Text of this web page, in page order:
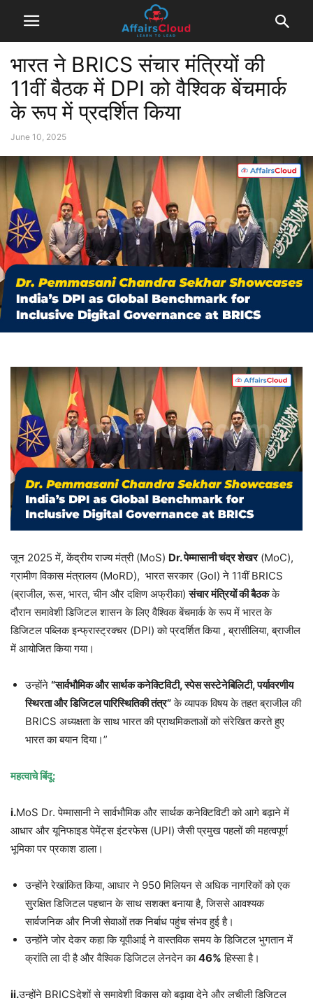
भारत ने BRICS संचार मंत्रियों की
11वीं बैठक में DPI को वैश्विक बेंचमार्क
के रूप में प्रदर्शित किया
June 10, 2025
जून 2025 में, केंद्रीय राज्य मंत्री (MoS) Dr. पेम्मासानी चंद्र शेखर(MoC),
ग्रामीण विकास मंत्रालय (MoRD), भारत सरकार (GoI) ने 11वीं BRICS
(ब्राजील, रूस, भारत, चीन और दक्षिण अफ्रीका)संचार मंत्रियों की बैठकके
दौरान समावेशी डिजिटल शासन के लिए वैश्विक बेंचमार्क के रूप में भारत के
डिजिटल पब्लिक इन्फ्रास्ट्रक्चर (DPI) को प्रदर्शित किया , ब्रासीलिया, ब्राजील
में आयोजित किया गया।
उन्होंने “सार्वभौमिक और सार्थक कनेक्टिविटी, स्पेस सस्टेनेबिलिटी, पर्यावरणीय
स्थिरता और डिजिटल पारिस्थितिकी तंत्र”के व्यापक विषय के तहत ब्राजील की
BRICS अध्यक्षता के साथ भारत की प्राथमिकताओं को संरेखित करते हुए
भारत का बयान दिया।”
महत्वाचे बिंदू:
i.MoS Dr. पेम्मासानी ने सार्वभौमिक और सार्थक कनेक्टिविटी को आगे बढ़ाने में
आधार और यूनिफाइड पेमेंट्स इंटरफेस (UPI) जैसी प्रमुख पहलों की महत्वपूर्ण
भूमिका पर प्रकाश डाला।
उन्होंने रेखांकित किया, आधार ने 950 मिलियन से अधिक नागरिकों को एक
सुरक्षित डिजिटल पहचान के साथ सशक्त बनाया है, जिससे आवश्यक
सार्वजनिक और निजी सेवाओं तक निर्बाध पहुंच संभव हुई है।
उन्होंने जोर देकर कहा कि यूपीआई ने वास्तविक समय के डिजिटल भुगतान में
क्रांति ला दी है और वैश्विक डिजिटल लेनदेन का46% हिस्सा है।
ii.उन्होंने BRICSदेशों से समावेशी विकास को बढ़ावा देने और लचीली डिजिटल